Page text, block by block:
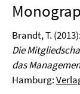
Brandt, T. (2013):
Die
das
Hamburg: